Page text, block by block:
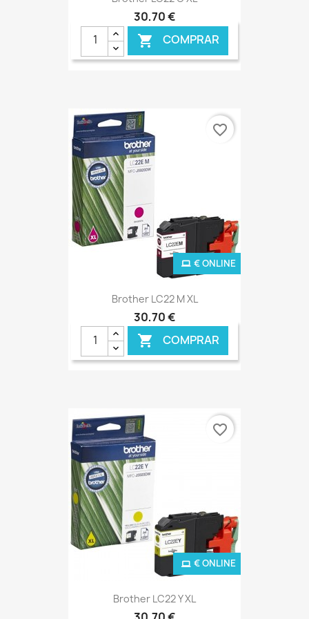
30,70 €
 COMPRAR
Brother LC22 M XL
30,70 €
 COMPRAR
€ ONLINE
favorite_border
Brother LC22 Y XL
€ ONLINE
favorite_border